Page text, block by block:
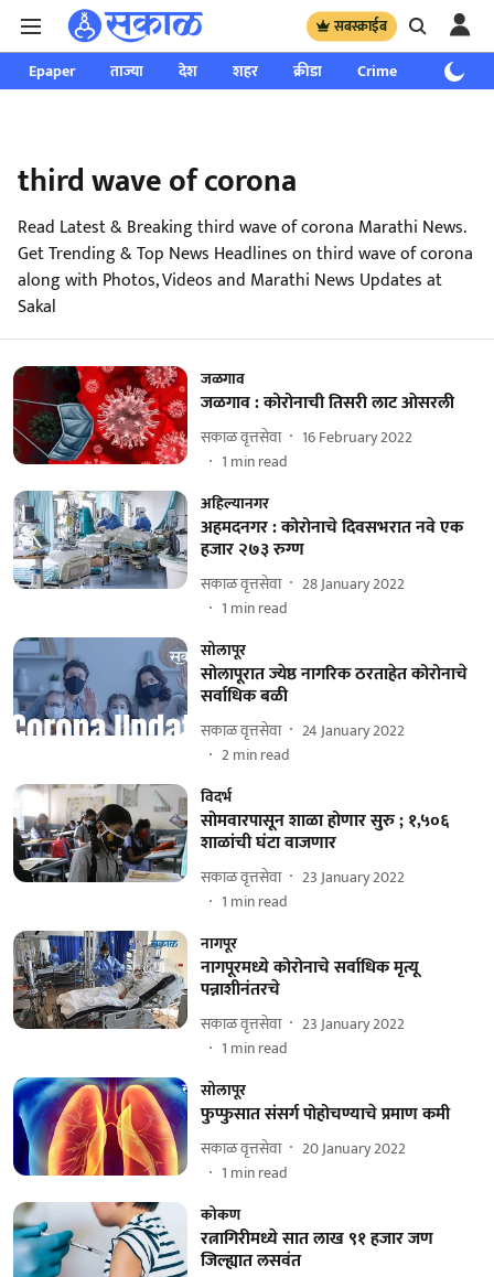
सबस्क्राईब
Epaper ताज्या देश शहर क्रीडा Crime साप्ताहिक
third wave of corona
Read Latest & Breaking third wave of corona Marathi News.
Get Trending & Top News Headlines on third wave of corona
along with Photos, Videos and Marathi News Updates at
Sakal
जळगाव
जळगाव : कोरोनाची तिसरी लाट ओसरली
सकाळ वृत्तसेवा
16 February 2022
1 min read
अहिल्यानगर
अहमदनगर : कोरोनाचे दिवसभरात नवे एक
हजार २७३ रुग्ण
सकाळ वृत्तसेवा
28 January 2022
1 min read
सोलापूर
सोलापूरात ज्येष्ठ नागरिक ठरताहेत कोरोनाचे
सर्वाधिक बळी
सकाळ वृत्तसेवा
24 January 2022
2min read
विदर्भ
सोमवारपासून शाळा होणार सुरु ; १,५०६
शाळांची घंटा वाजणार
सकाळ वृत्तसेवा
23 January 2022
1 min read
नागपूर
नागपूरमध्ये कोरोनाचे सर्वाधिक मृत्यू
पन्नाशीनंतरचे
सकाळ वृत्तसेवा
23 January 2022
1 min read
सोलापूर
फुप्फुसात संसर्ग पोहोचण्याचे प्रमाण कमी
सकाळ वृत्तसेवा
20 January 2022
1 min read
कोकण
रत्नागिरीमध्ये सात लाख ९१ हजार जण
जिल्ह्यात लसवंत